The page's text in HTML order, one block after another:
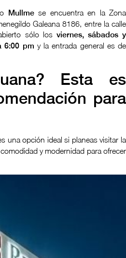
Mullmese encuentra en la Zona
Galeana 8186, entre la calle
sólo los viernes, sábados y
6:00 pm y la entrada general es de
Esta es
para
una opción ideal si planeas visitar la
y modernidad para ofrecer